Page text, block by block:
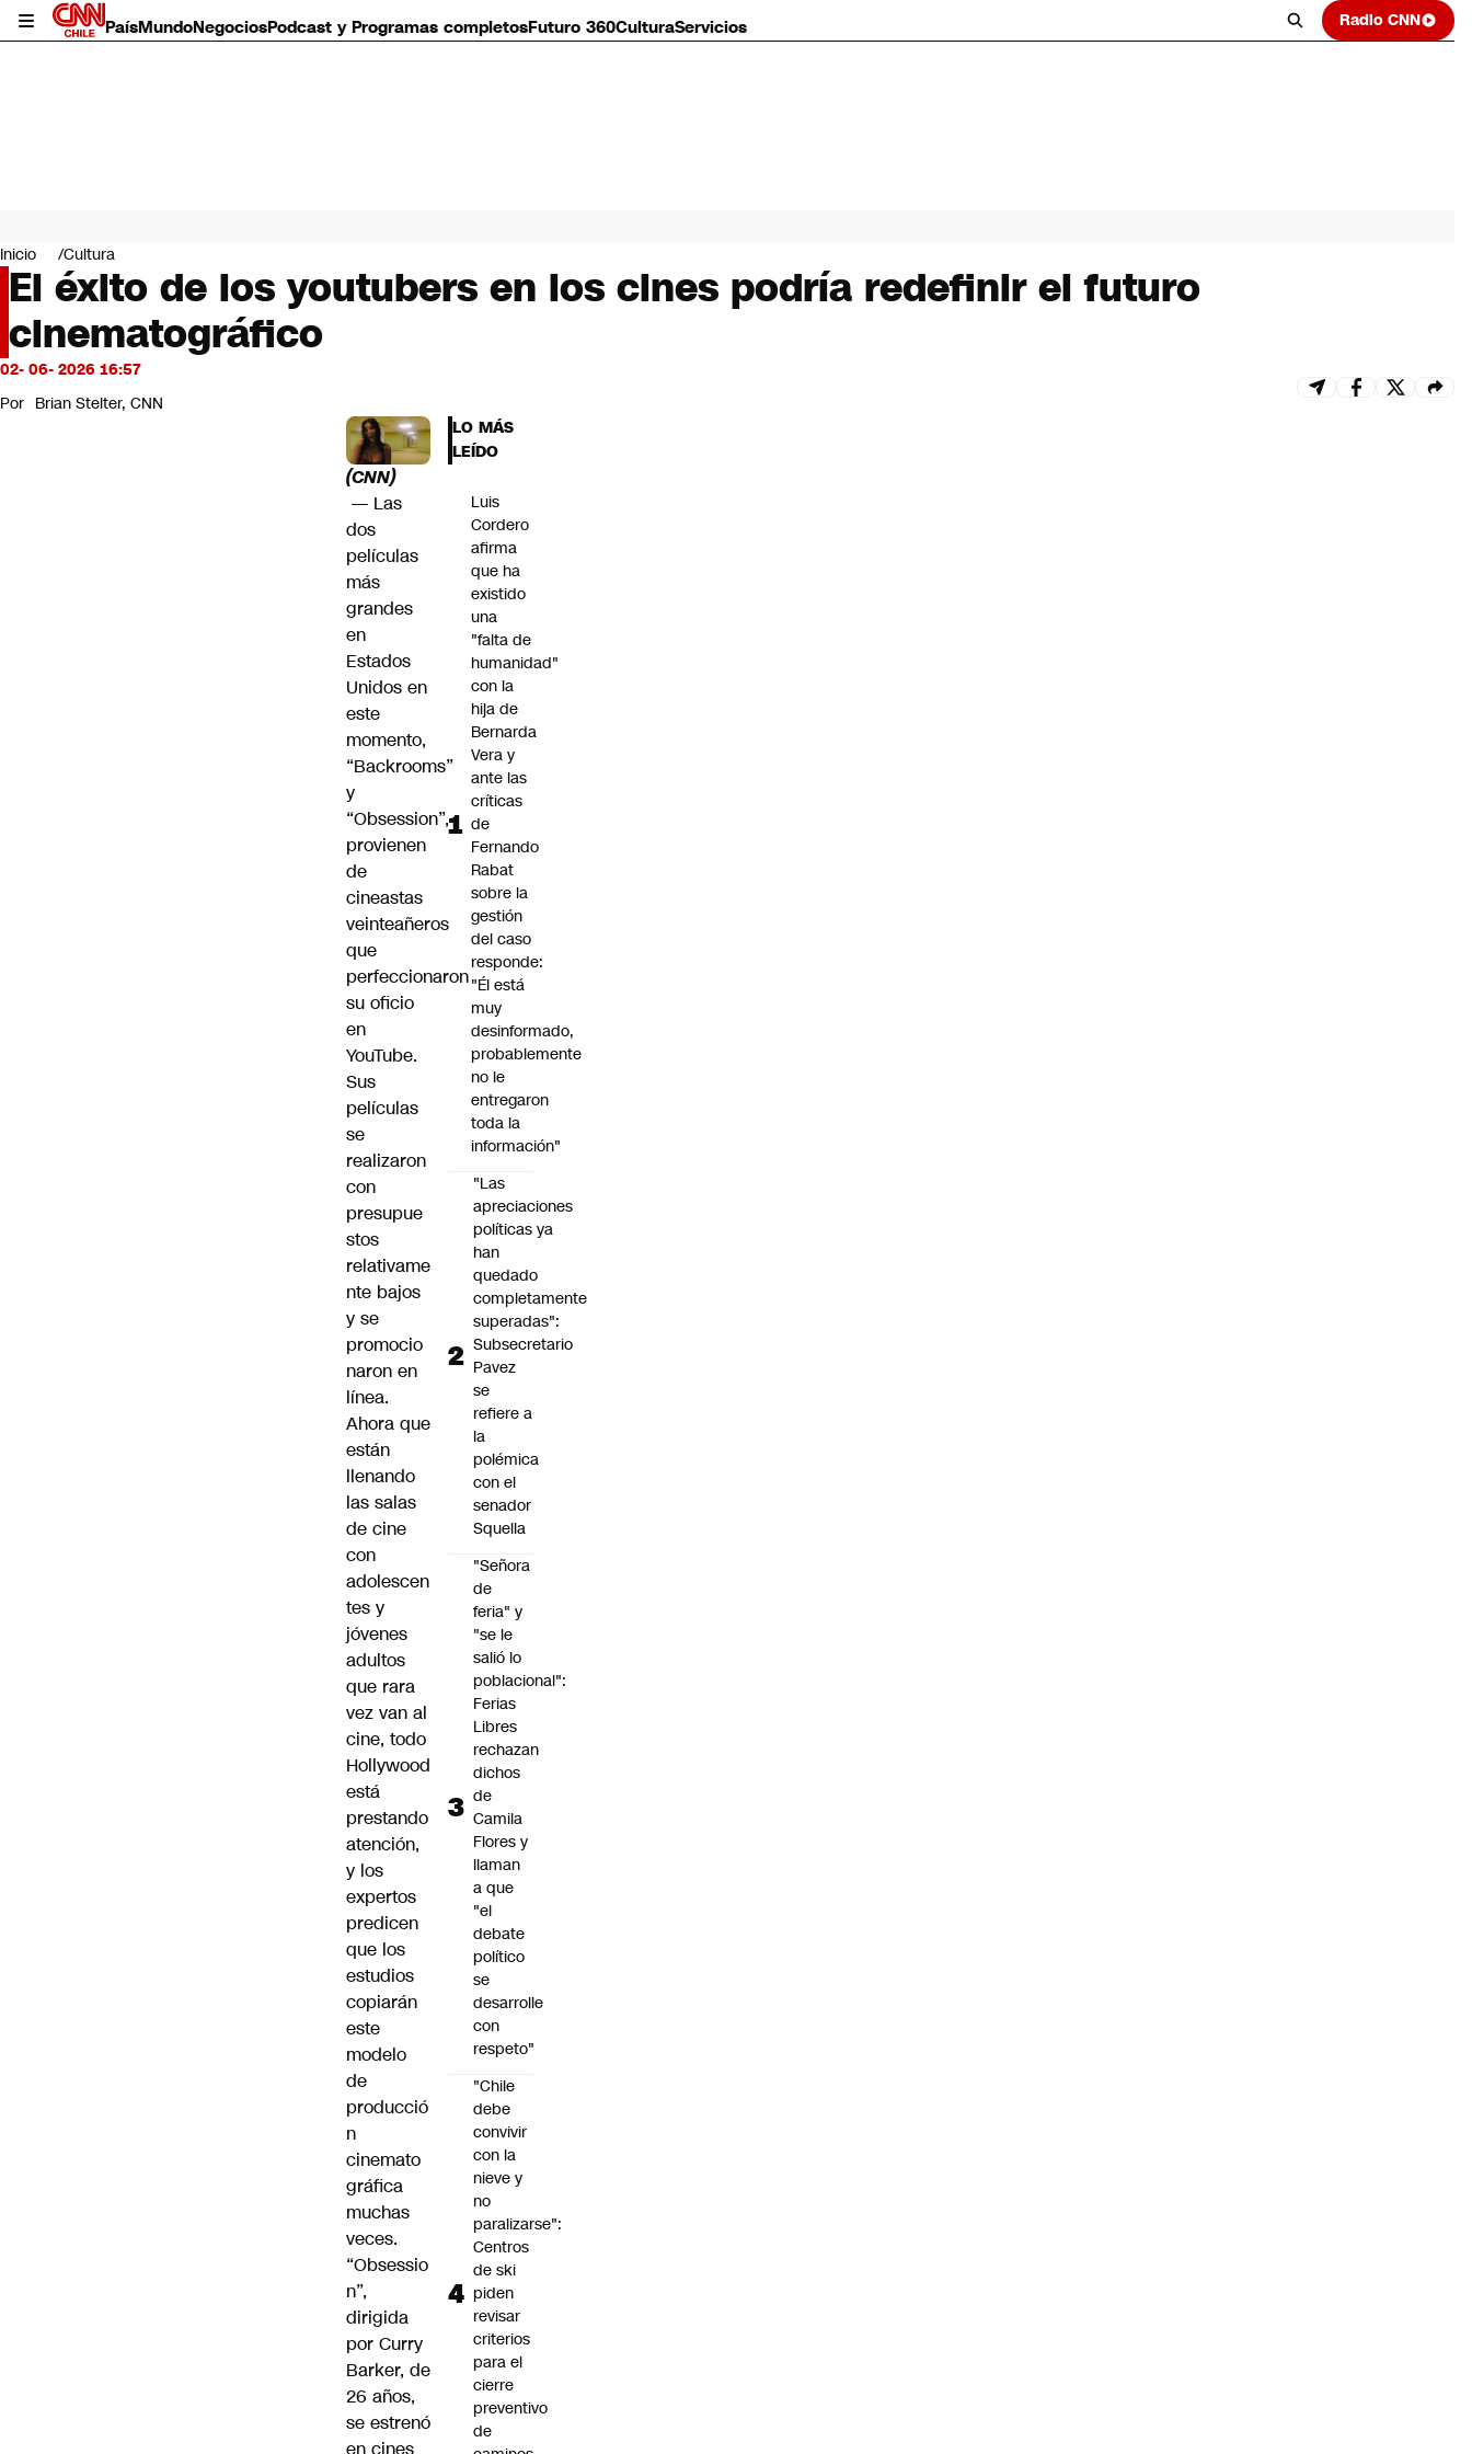
PaísMundoNegociosPodcast y Programas completosFuturo 360CulturaServicios Radio CNN
Mundo
Negocios
Deportes
Programas completos
Cultura
Servicios
Bits
CNN Data
Inicio Cultura
El éxito de los youtubers en los cines podría redefinir el futuro
cinematográfico
02- 06- 2026 16:57
Por Brian Stelter, CNN
(CNN)
— Las
dos
películas
más
grandes
en
Estados
Unidos en
este
momento,
“Backrooms”
y
“Obsession”,
provienen
de
cineastas
veinteañeros
que
perfeccionaron
su oficio
en
YouTube.
Sus
películas
se
realizaron
con
presupue
stos
relativame
nte bajos
y se
promocio
naron en
línea.
Ahora que
están
llenando
las salas
de cine
con
adolescen
tes y
jóvenes
adultos
que rara
vez van al
cine, todo
Hollywood
está
prestando
atención,
y los
expertos
predicen
que los
estudios
copiarán
este
modelo
de
producció
n
cinemato
gráfica
muchas
veces.
“Obsessio
n”,
dirigida
por Curry
Barker, de
26 años,
se estrenó
en cines
LO MÁS
LEÍDO
Luis
Cordero
afirma
que ha
existido
una
"falta de
humanidad"
con la
hija de
Bernarda
Vera y
ante las
críticas
de
Fernando
Rabat
sobre la
gestión
del caso
responde:
"Él está
muy
desinformado,
probablemente
no le
entregaron
toda la
información"
"Las
apreciaciones
políticas ya
han
quedado
completamente
superadas":
Subsecretario
Pavez
se
refiere a
la
polémica
con el
senador
Squella
"Señora
de
feria" y
"se le
salió lo
poblacional":
Ferias
Libres
rechazan
dichos
de
Camila
Flores y
llaman
a que
"el
debate
político
se
desarrolle
con
respeto"
"Chile
debe
convivir
con la
nieve y
no
paralizarse":
Centros
de ski
piden
revisar
criterios
para el
cierre
preventivo
de